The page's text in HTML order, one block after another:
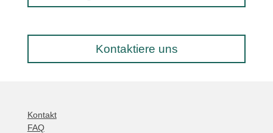
Kontaktiere uns
Kontakt
FAQ